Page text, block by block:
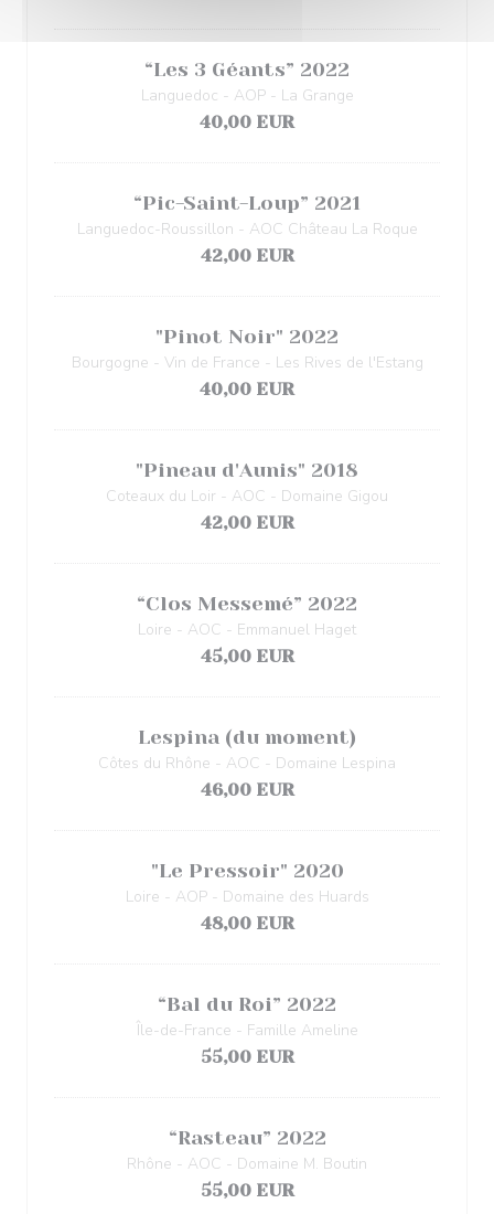
“Les 3 Géants” 2022
Languedoc - AOP - La Grange
40,00 EUR
“Pic-Saint-Loup” 2021
Languedoc-Roussillon - AOC Château La Roque
42,00 EUR
"Pinot Noir" 2022
Bourgogne - Vin de France - Les Rives de l'Estang
40,00 EUR
"Pineau d'Aunis" 2018
Coteaux du Loir - AOC - Domaine Gigou
42,00 EUR
“Clos Messemé” 2022
Loire - AOC - Emmanuel Haget
45,00 EUR
Lespina (du moment)
Côtes du Rhône - AOC - Domaine Lespina
46,00 EUR
"Le Pressoir" 2020
Loire - AOP - Domaine des Huards
48,00 EUR
“Bal du Roi” 2022
Île-de-France - Famille Ameline
55,00 EUR
“Rasteau” 2022
Rhône - AOC - Domaine M. Boutin
55,00 EUR